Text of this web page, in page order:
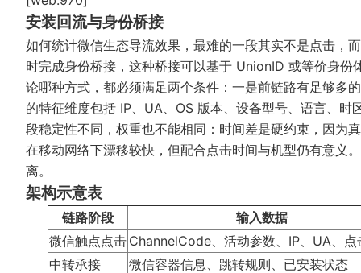
安装回流与身份桥接
如何统计微信生态导流效果，最难的一段其实不是点击，
时完成身份桥接，这种桥接可以基于 UnionID 或等价身
论哪种方式，都必须满足两个条件：一是前链路有足够多
的特征维度包括 IP、UA、OS 版本、设备型号、语言、
段稳定性不同，权重也不能相同：时间差是硬约束，因为
在移动网络下漂移较快，但配合点击时间与机型仍有意义
离。
架构示意表
链路阶段
输入数据
微信触点点击 ChannelCode、活动参数、IP、UA、点
中转承接
微信容器信息、跳转规则、已安装状态